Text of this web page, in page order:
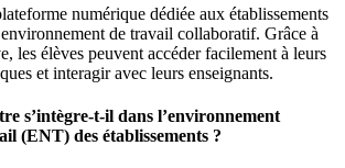
numérique dédiée aux établissements
de travail collaboratif. Grâce à
les élèves peuvent accéder facilement à leurs
et interagir avec leurs enseignants.
s’intègre-t-il dans l’environnement
(ENT) des établissements ?